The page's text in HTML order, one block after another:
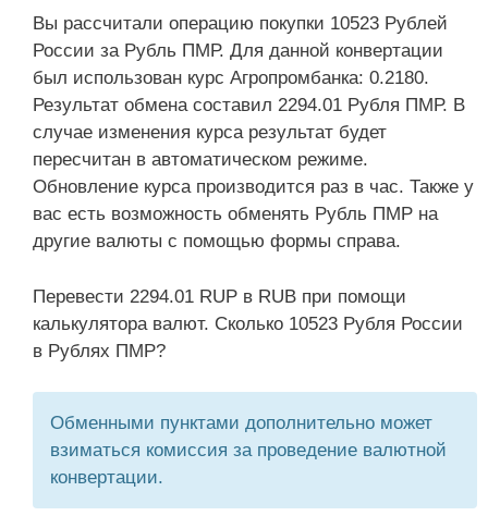
Вы рассчитали операцию покупки 10523 Рублей
России за Рубль ПМР. Для данной конвертации
был использован курс Агропромбанка: 0.2180.
Результат обмена составил 2294.01 Рубля ПМР. В
случае изменения курса результат будет
пересчитан в автоматическом режиме.
Обновление курса производится раз в час. Также у
вас есть возможность обменять Рубль ПМР на
другие валюты с помощью формы справа.
Перевести 2294.01 RUP в RUB при помощи
калькулятора валют. Сколько 10523 Рубля России
в Рублях ПМР?
Обменными пунктами дополнительно может
взиматься комиссия за проведение валютной
конвертации.